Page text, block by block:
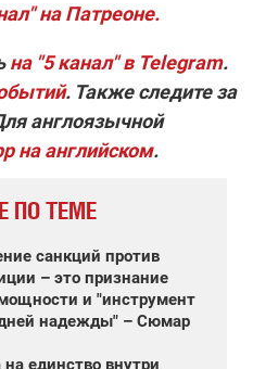
на Патреоне.
на "5 канал" в Telegram.
. Также следите за
англоязычной
на английском.
ПО ТЕМЕ
санкций против
– это признание
и "инструмент
надежды" – Сюмар
на единство внутри